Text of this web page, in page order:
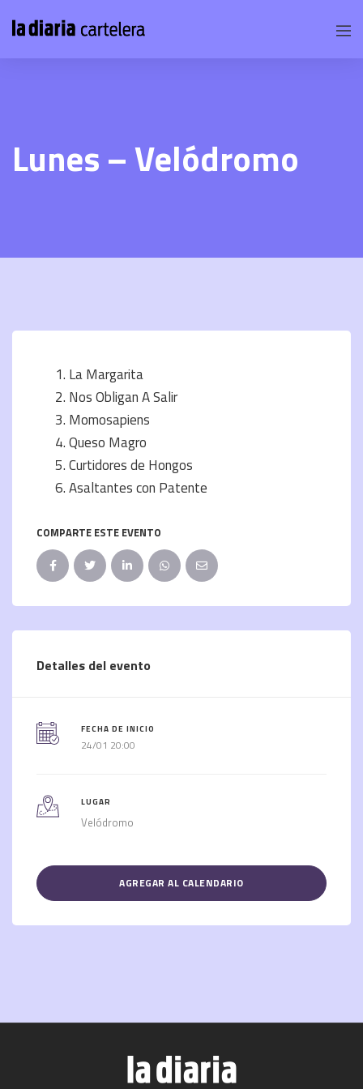
Lunes – Velódromo
La Margarita
Nos Obligan A Salir
Momosapiens
Queso Magro
Curtidores de Hongos
Asaltantes con Patente
COMPARTE ESTE EVENTO
Detalles del evento
FECHA DE INICIO
24/01 20:00
LUGAR
Velódromo
AGREGAR AL CALENDARIO